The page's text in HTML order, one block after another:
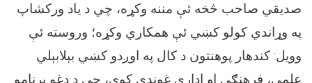
صدیقي صاحب څخه ئې مننه وکړه، چي د یاد ورکشاپ
په وړاندي کولو کښي ئې همکاري وکړه؛ وروسته ئې
وویل: کندهار پوهنتون د کال په اوږدو کښي بېلابېلي
علمي، فرهنګي او اداري غونډي کوي، چي د دغو برنامو